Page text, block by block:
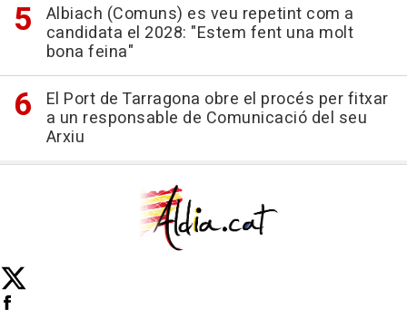
Albiach (Comuns) es veu repetint com a
candidata el 2028: "Estem fent una molt
bona feina"
El Port de Tarragona obre el procés per fitxar
a un responsable de Comunicació del seu
Arxiu